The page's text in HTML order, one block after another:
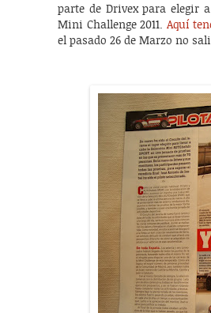
parte de Drivex para elegir
Mini Challenge 2011. Aquí
el pasado 26 de Marzo no